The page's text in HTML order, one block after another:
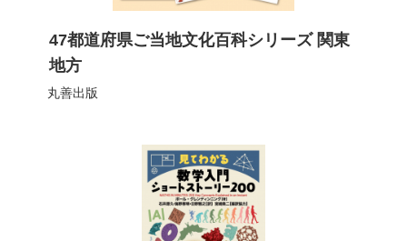
47都道府県ご当地文化百科シリーズ 関東
地方
丸善出版